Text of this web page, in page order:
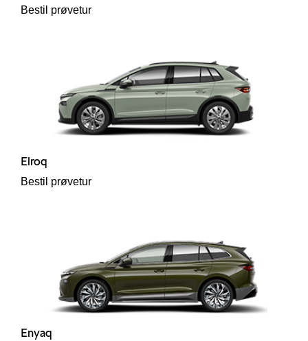
Bestil prøvetur
Elroq
Bestil prøvetur
Enyaq